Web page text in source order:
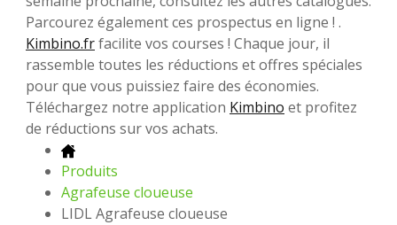
Parcourez également ces prospectus en ligne ! .
Kimbino.frfacilite vos courses ! Chaque jour, il
rassemble toutes les réductions et offres spéciales
pour que vous puissiez faire des économies.
Téléchargez notre application Kimbino et profitez
de réductions sur vos achats.
Produits
Agrafeuse cloueuse
LIDL Agrafeuse cloueuse